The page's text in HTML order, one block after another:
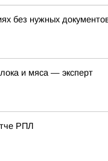
без нужных
и мяса — эксперт
РПЛ